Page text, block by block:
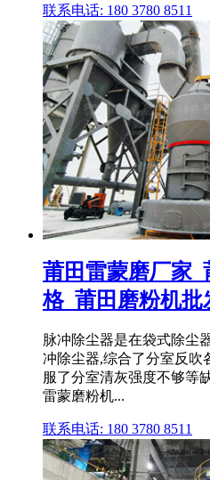
联系电话: 180 3780 8511
莆田雷蒙磨厂家
格_莆田磨粉机批
脉冲除尘器是在袋式除尘
冲除尘器,综合了分室反吹
服了分室清灰强度不够等
雷蒙磨粉机...
联系电话: 180 3780 8511